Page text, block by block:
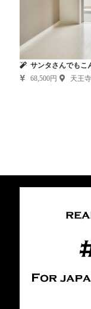
サンタさんでもこ
68,500円
天王